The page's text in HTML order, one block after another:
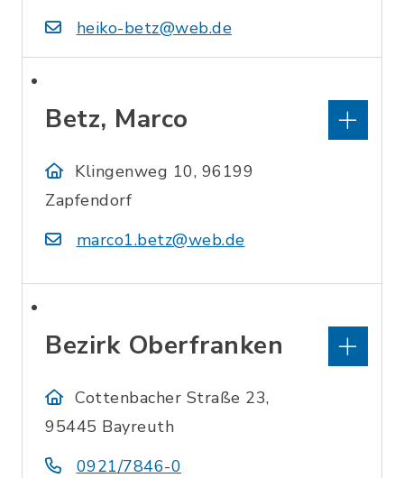
heiko-betz@web.de
Betz, Marco
Klingenweg 10, 96199
Zapfendorf
marco1.betz@web.de
Bezirk Oberfranken
Cottenbacher Straße 23,
95445 Bayreuth
0921/7846-0